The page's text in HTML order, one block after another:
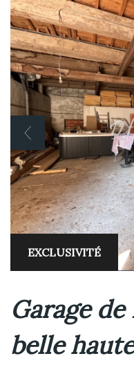
EXCLUSIVITÉ
Garage de 120 m2 avec
belle